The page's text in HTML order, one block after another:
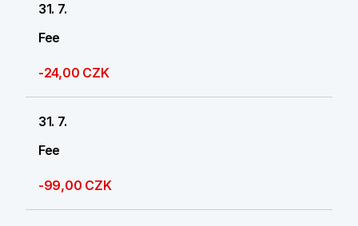
31. 7.
Fee
-24,00 CZK
31. 7.
Fee
-99,00 CZK